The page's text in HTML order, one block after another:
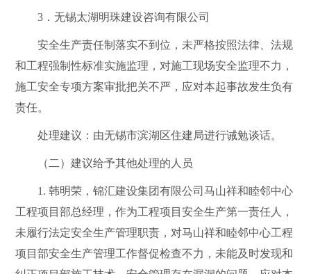
3 ．无锡太湖明珠建设咨询有限公司
安全生产责任制落实不到位，未严格按照法律、法规
和工程强制性标准实施监理，对施工现场安全监理不力，
施工安全专项方案审批把关不严，应对本起事故发生负有
责任。
处理建议：由无锡市滨湖区住建局进行诫勉谈话。
（二）建议给予其他处理的人员
1.韩明荣，锦汇建设集团有限公司马山祥和睦邻中心
工程项目部总经理，作为工程项目安全生产第一责任人，
未履行法定安全生产管理职责，对马山祥和睦邻中心工程
项目部安全生产管理工作督促检查不力，未能及时发现和